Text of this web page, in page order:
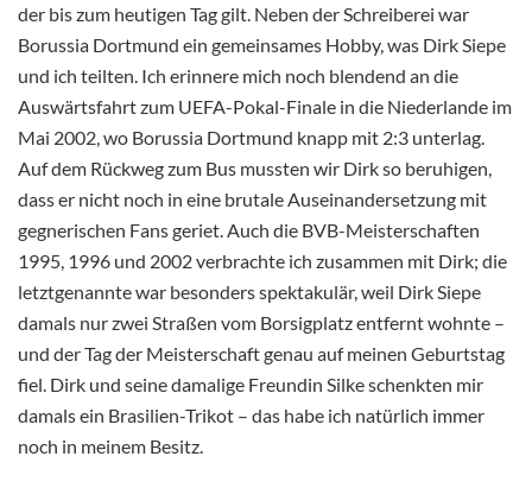
der bis zum heutigen Tag gilt. Neben der Schreiberei war
Borussia Dortmund ein gemeinsames Hobby, was Dirk Siepe
und ich teilten. Ich erinnere mich noch blendend an die
Auswärtsfahrt zum UEFA-Pokal-Finale in die Niederlande im
Mai 2002, wo Borussia Dortmund knapp mit 2:3 unterlag.
Auf dem Rückweg zum Bus mussten wir Dirk so beruhigen,
dass er nicht noch in eine brutale Auseinandersetzung mit
gegnerischen Fans geriet. Auch die BVB-Meisterschaften
1995, 1996 und 2002 verbrachte ich zusammen mit Dirk; die
letztgenannte war besonders spektakulär, weil Dirk Siepe
damals nur zwei Straßen vom Borsigplatz entfernt wohnte –
und der Tag der Meisterschaft genau auf meinen Geburtstag
fiel. Dirk und seine damalige Freundin Silke schenkten mir
damals ein Brasilien-Trikot – das habe ich natürlich immer
noch in meinem Besitz.